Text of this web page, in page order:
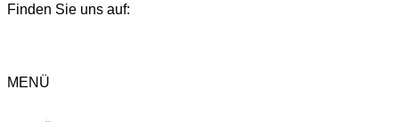
Finden Sie uns auf:
MENÜ